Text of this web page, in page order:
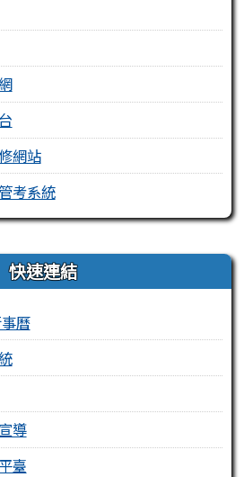
網站
考系統
快速連結
曆
導
臺